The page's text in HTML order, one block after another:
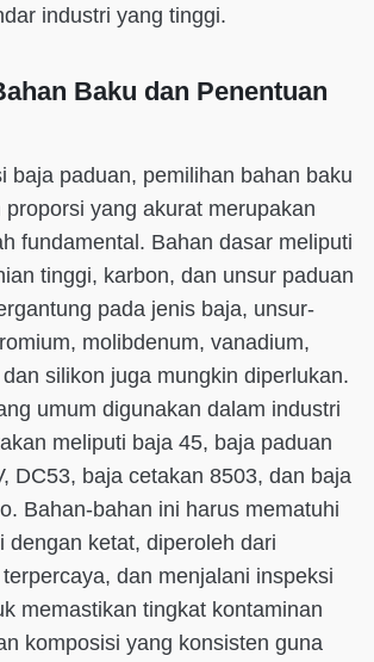
industri yang tinggi.
Baku dan Penentuan
baja paduan, pemilihan bahan baku
yang akurat merupakan
fundamental. Bahan dasar meliputi
tinggi, karbon, dan unsur paduan
pada jenis baja, unsur-
molibdenum, vanadium,
silikon juga mungkin diperlukan.
umum digunakan dalam industri
meliputi baja 45, baja paduan
DC53, baja cetakan 8503, dan baja
Bahan-bahan ini harus mematuhi
dengan ketat, diperoleh dari
dan menjalani inspeksi
memastikan tingkat kontaminan
komposisi yang konsisten guna